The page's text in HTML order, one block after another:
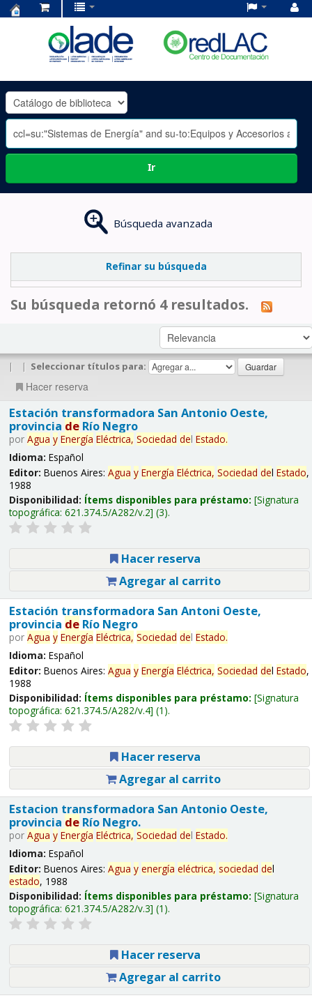
OLADE
-
Ir
Búsqueda avanzada
Refinar su búsqueda
Su búsqueda retornó 4 resultados.
| | Seleccionar títulos para:
Hacer reserva
Estación transformadora San Antonio Oeste,
provincia deRío Negro
por Agua y Energía Eléctrica, Sociedad del Estado.
Idioma: Español
Editor: Buenos Aires: Agua y Energía Eléctrica, Sociedad del Estado,
1988
Disponibilidad: Ítems disponibles para préstamo: Signatura
topográfica: 621.374.5/A282/v.2 (3).
Hacer reserva
Agregar al carrito
Estación transformadora San Antoni Oeste,
provincia deRío Negro
por Agua y Energía Eléctrica, Sociedad del Estado.
Idioma: Español
Editor: Buenos Aires: Agua y Energía Eléctrica, Sociedad del Estado,
1988
Disponibilidad: Ítems disponibles para préstamo: Signatura
topográfica: 621.374.5/A282/v.4 (1).
Hacer reserva
Agregar al carrito
Estacion transformadora San Antonio Oeste,
provincia deRío Negro.
por Agua y Energía Eléctrica, Sociedad del Estado.
Idioma: Español
Editor: Buenos Aires: Agua y energía eléctrica, sociedad del
estado, 1988
Disponibilidad: Ítems disponibles para préstamo: Signatura
topográfica: 621.374.5/A282/v.3 (1).
Hacer reserva
Agregar al carrito